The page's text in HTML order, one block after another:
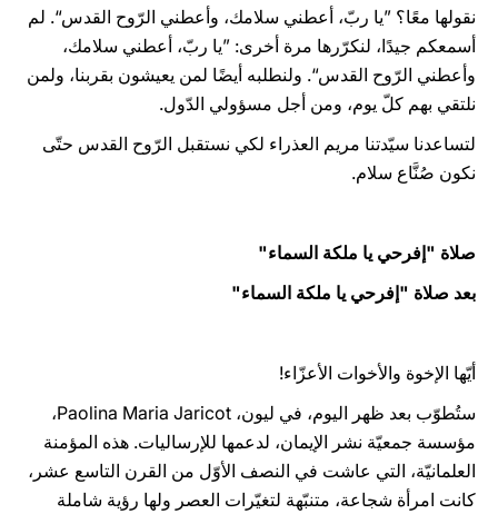
نقولها معًا؟ ”يا ربّ، أعطني سلامك، وأعطني الرّوح القدس“. لم
أسمعكم جيدًا، لنكرّرها مرة أخرى: ”يا ربّ، أعطني سلامك،
وأعطني الرّوح القدس“. ولنطلبه أيضًا لمن يعيشون بقربنا، ولمن
نلتقي بهم كلّ يوم، ومن أجل مسؤولي الدّول.
لتساعدنا سيّدتنا مريم العذراء لكي نستقبل الرّوح القدس حتّى
نكون صُنَّاع سلام.
صلاة "إفرحي يا ملكة السماء"
بعد صلاة "إفرحي يا ملكة السماء"
أيّها الإخوة والأخوات الأعزّاء!
ستُطوّب بعد ظهر اليوم، في ليون، Paolina Maria Jaricot،
مؤسسة جمعيّة نشر الإيمان، لدعمها للإرساليات. هذه المؤمنة
العلمانيّة، التي عاشت في النصف الأوّل من القرن التاسع عشر،
كانت امرأة شجاعة، متنبّهة لتغيّرات العصر ولها رؤية شاملة